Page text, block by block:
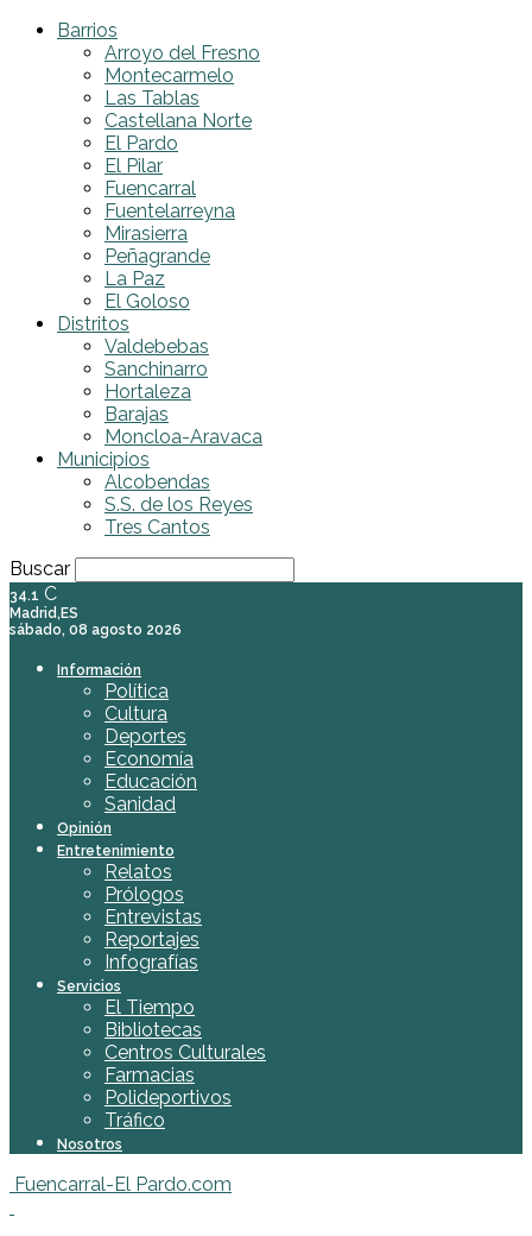
Barrios
Arroyo del Fresno
Montecarmelo
Las Tablas
Castellana Norte
El Pardo
El Pilar
Fuencarral
Fuentelarreyna
Mirasierra
Peñagrande
La Paz
El Goloso
Distritos
Valdebebas
Sanchinarro
Hortaleza
Barajas
Moncloa-Aravaca
Municipios
Alcobendas
S.S. de los Reyes
Tres Cantos
Buscar
34.1 C
Madrid,ES
sábado, 08 agosto 2026
Información
Política
Cultura
Deportes
Economía
Educación
Sanidad
Opinión
Entretenimiento
Relatos
Prólogos
Entrevistas
Reportajes
Infografías
Servicios
El Tiempo
Bibliotecas
Centros Culturales
Farmacias
Polideportivos
Tráfico
Nosotros
Fuencarral-El Pardo.com